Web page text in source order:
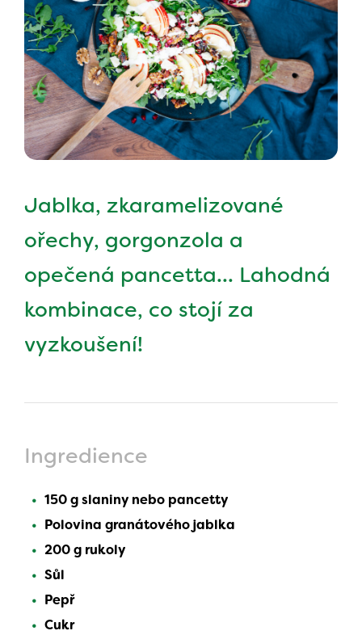
Jablka, zkaramelizované
ořechy, gorgonzola a
opečená pancetta... Lahodná
kombinace, co stojí za
vyzkoušení!
Ingredience
150 g slaniny nebo pancetty
Polovina granátového jablka
200 g rukoly
Sůl
Pepř
Cukr